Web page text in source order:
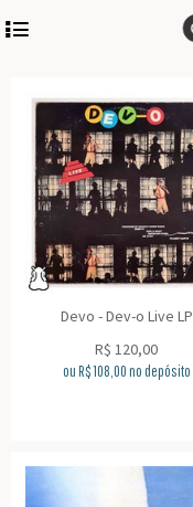
4
Devo - Dev-o Live LP
R$ 120,00
ou R$108,00no depósito